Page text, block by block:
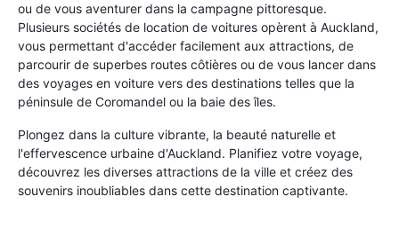
ou de vous aventurer dans la campagne pittoresque.
Plusieurs sociétés de location de voitures opèrent à Auckland,
vous permettant d'accéder facilement aux attractions, de
parcourir de superbes routes côtières ou de vous lancer dans
des voyages en voiture vers des destinations telles que la
péninsule de Coromandel ou la baie des îles.
Plongez dans la culture vibrante, la beauté naturelle et
l'effervescence urbaine d'Auckland. Planifiez votre voyage,
découvrez les diverses attractions de la ville et créez des
souvenirs inoubliables dans cette destination captivante.